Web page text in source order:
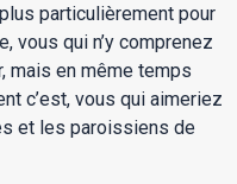
particulièrement pour
vous qui n’y comprenez
mais en même temps
c’est, vous qui aimeriez
et les paroissiens de